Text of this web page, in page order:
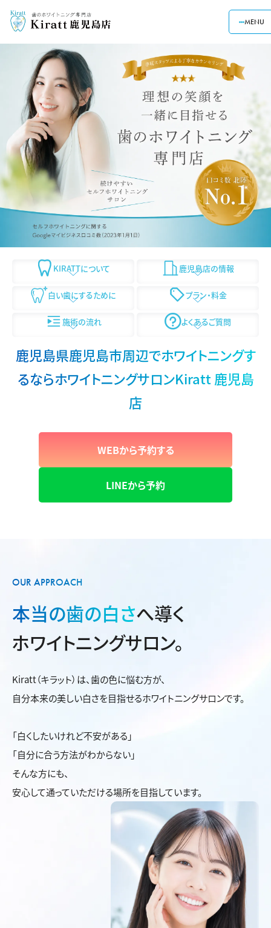
MENU
KIRATTについて 鹿児島店の情報
白い歯にするために プラン・料金
施術の流れ よくあるご質問
鹿児島県鹿児島市周辺でホワイトニングす
るならホワイトニングサロンKiratt 鹿児島
店
WEBから予約する
LINEから予約
OUR APPROACH
本当の歯の白さへ導く
ホワイトニングサロン。
Kiratt（キラット）は、歯の色に悩む方が、
自分本来の美しい白さを目指せるホワイトニングサロンです。
「白くしたいけれど不安がある」
「自分に合う方法がわからない」
そんな方にも、
安心して通っていただける場所を目指しています。